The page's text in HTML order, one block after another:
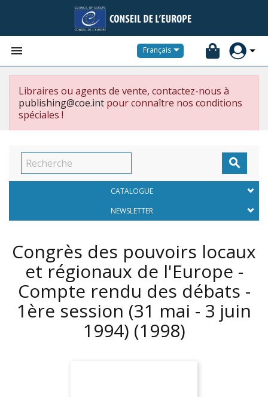
 Français
Libraires ou agents de vente, contactez-nous à
publishing@coe.int pour connaître nos conditions
spéciales !

CATALOGUE
NEWSLETTER
Congrès des pouvoirs locaux
et régionaux de l'Europe -
Compte rendu des débats -
1ère session (31 mai - 3 juin
1994) (1998)